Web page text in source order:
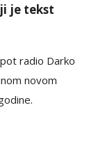
je tekst
radio Darko
novom